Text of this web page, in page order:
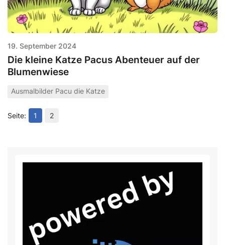
19. September 2024
Die kleine Katze Pacus Abenteuer auf der
Blumenwiese
Ausmalbilder Pacu die Katze
1 2